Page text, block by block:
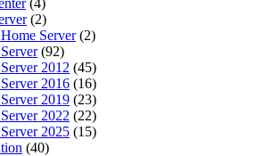
(2)
Server(2)
(92)
2012 (45)
2016 (16)
2019 (23)
2022 (22)
2025 (15)
(40)